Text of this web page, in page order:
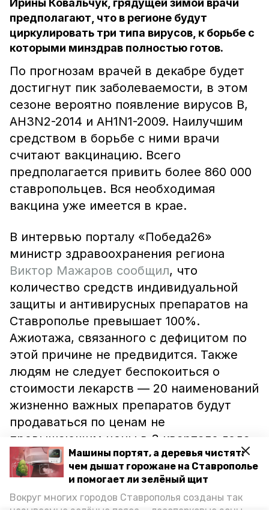
Машины портят, а деревья чистят:
чем дышат горожане на Ставрополье
и помогает ли зелёный щит
Вокруг многих городов Ставрополья созданы так
Ирины Ковальчук, грядущей зимой врачи
предполагают, что в регионе будут
циркулировать три типа вирусов, к борьбе с
которыми минздрав полностью готов.
По прогнозам врачей в декабре будет
достигнут пик заболеваемости, в этом
сезоне вероятно появление вирусов B,
АН3N2-2014 и АН1N1-2009. Наилучшим
средством в борьбе с ними врачи
считают вакцинацию. Всего
предполагается привить более 860 000
ставропольцев. Вся необходимая
вакцина уже имеется в крае.
В интервью порталу «Победа26»
министр здравоохранения региона
Виктор Мажаров сообщил, что
количество средств индивидуальной
защиты и антивирусных препаратов на
Ставрополье превышает 100%.
Ажиотажа, связанного с дефицитом по
этой причине не предвидится. Также
людям не следует беспокоиться о
стоимости лекарств — 20 наименований
жизненно важных препаратов будут
продаваться по ценам не
превышающим цены в 3 квартале года.
А заместитель главы ведомства Ольга
Дроздецкая сообщила, что на сайте
предельно допустимые цены на данные